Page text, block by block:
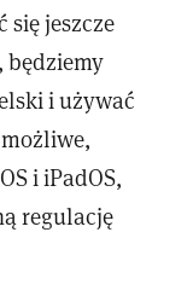
się jeszcze
będziemy
i używać
i iPadOS,
regulację